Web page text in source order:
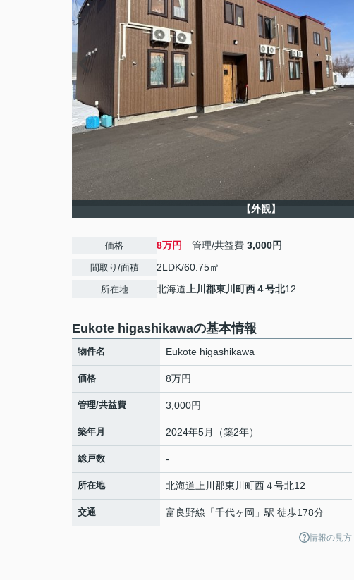
【外観】
価格 8万円 管理/共益費 3,000円
間取り/面積 2LDK/60.75㎡
所在地 北海道 上川郡東川町西４号北12
Eukote higashikawaの基本情報
物件名 Eukote higashikawa
価格 8万円
管理/共益費 3,000円
築年月 2024年5月（築2年）
総戸数 -
所在地 北海道 上川郡東川町西４号北12
交通 富良野線 「千代ヶ岡 」駅 徒歩178分
情報の見方